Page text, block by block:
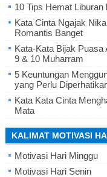
10 Tips Hemat Liburan
Kata Cinta Ngajak
Romantis Banget
Kata-Kata Bijak Puasa
9 & 10 Muharram
5 Keuntungan
yang Perlu
Kata Kata Cinta
Mata
KALIMAT MOTIVASI
Motivasi Hari Minggu
Motivasi Hari Senin